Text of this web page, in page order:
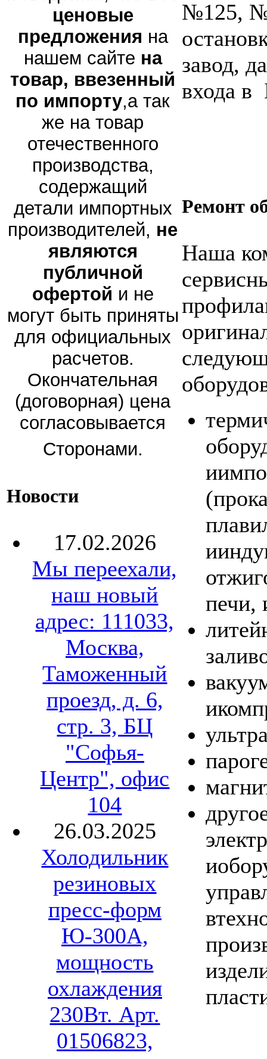
ценовые
предложения на
нашем сайте на
товар, ввезенный
по импорту,а так
же на товар
отечественного
производства,
содержащий
детали импортных
производителей, не
являются
публичной
офертой и не
могут быть приняты
для официальных
расчетов.
Окончательная
(договорная) цена
согласовывается
Сторонами.
Новости
17.02.2026
Мы переехали,
наш новый
адрес: 111033,
Москва,
Таможенный
проезд, д. 6,
стр. 3, БЦ
"Софья-
Центр", офис
104
26.03.2025
Холодильник
резиновых
пресс-форм
Ю-300А,
мощность
охлаждения
230Вт. Арт.
01506823,
№125,
завод,
входа
Ремонт
Наша
печи,